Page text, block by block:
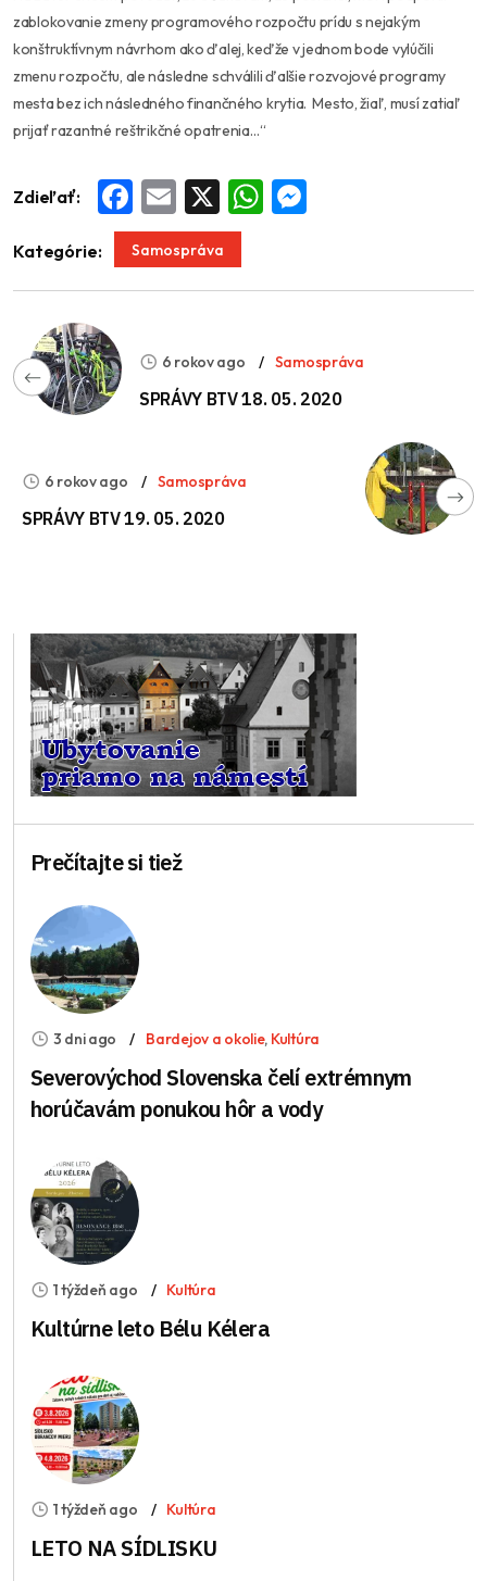
zablokovanie zmeny programového rozpočtu prídu s nejakým
konštruktívnym návrhom ako ďalej, keďže v jednom bode vylúčili
zmenu rozpočtu, ale následne schválili ďalšie rozvojové programy
mesta bez ich následného finančného krytia.Mesto, žiaľ, musí zatiaľ
prijať razantné reštrikčné opatrenia…“
Zdieľať: Facebook
Email WhatsApp
Kategórie: Samospráva
6 rokov ago Samospráva
SPRÁVY BTV 18. 05. 2020
6 rokov ago Samospráva
SPRÁVY BTV 19. 05. 2020
Prečítajte si tiež
3 dni ago Bardejov a okolie, Kultúra
Severovýchod Slovenska čelí extrémnym
horúčavám ponukou hôr a vody
1 týždeň ago Kultúra
Kultúrne leto Bélu Kélera
1 týždeň ago Kultúra
LETO NA SÍDLISKU